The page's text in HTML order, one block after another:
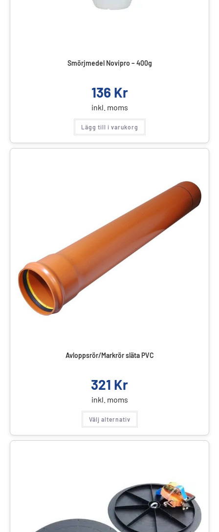
Smörjmedel Novipro – 400g
136 Kr
inkl. moms
Lägg till i varukorg
Avloppsrör/Markrör släta PVC
321 Kr
inkl. moms
Välj alternativ